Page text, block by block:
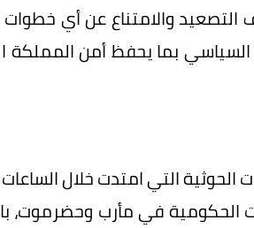
والامتناع عن أي
بما يحفظ أمن المملكة
التي امتدت خلال الساعات
الحكومية في مأرب وحضرموت،